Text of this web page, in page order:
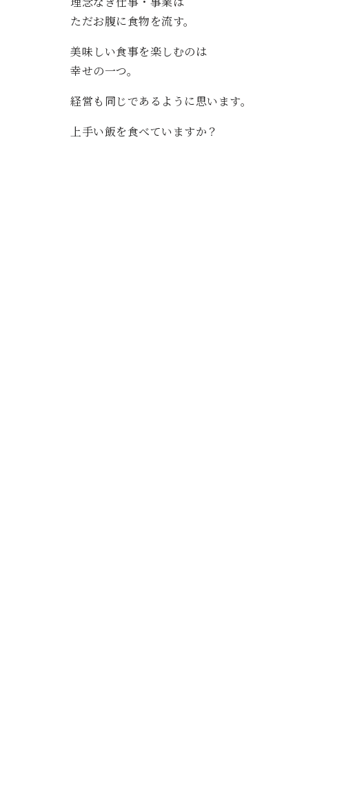
ただお腹に食物を流す。
美味しい食事を楽しむのは
幸せの一つ。
経営も同じであるように思います。
上手い飯を食べていますか？